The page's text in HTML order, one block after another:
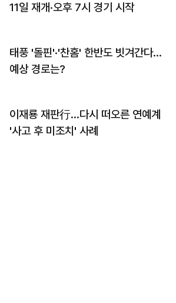
11일 재개·오후 7시 경기 시작
태풍 '돌핀'·'찬홈' 한반도 빗겨간다…
예상 경로는?
이재룡 재판行…다시 떠오른 연예계
'사고 후 미조치' 사례